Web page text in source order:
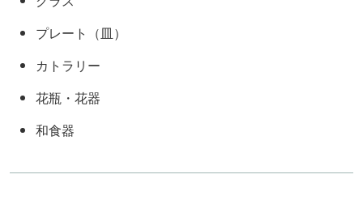
プレート（皿）
カトラリー
花瓶・花器
和食器